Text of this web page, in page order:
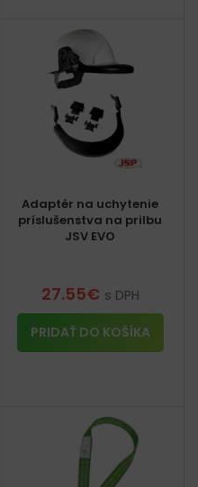
Adaptér na uchytenie
príslušenstva na prilbu
JSV EVO
27.55€ s DPH
PRIDAŤ DO KOŠÍKA